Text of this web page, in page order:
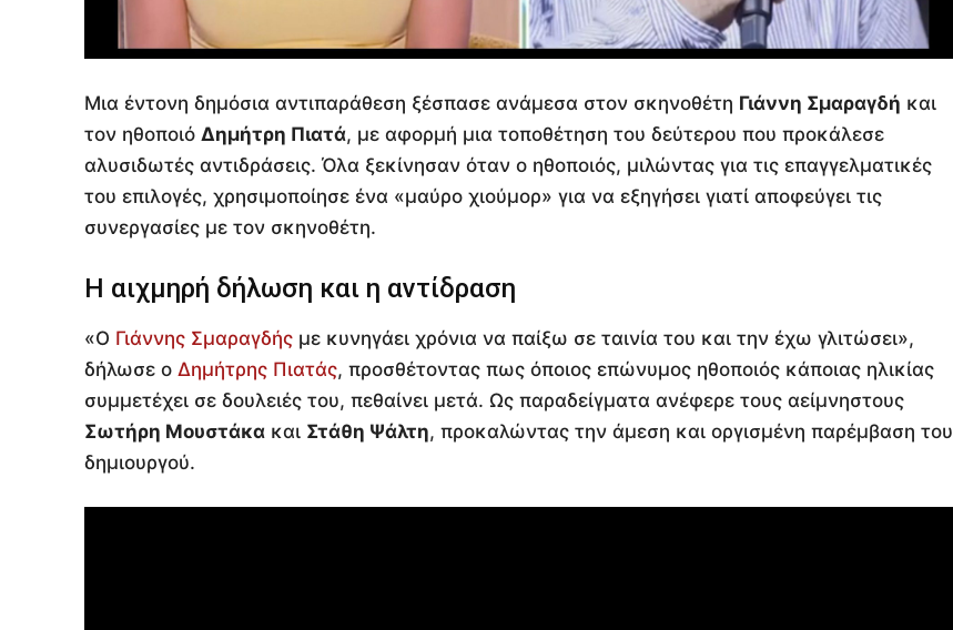
Μια έντονη δημόσια αντιπαράθεση ξέσπασε ανάμεσα στον σκηνοθέτη Γιάννη Σμαραγδή και
τον ηθοποιό Δημήτρη Πιατά, με αφορμή μια τοποθέτηση του δεύτερου που προκάλεσε
αλυσιδωτές αντιδράσεις. Όλα ξεκίνησαν όταν ο ηθοποιός, μιλώντας για τις επαγγελματικές
του επιλογές, χρησιμοποίησε ένα «μαύρο χιούμορ» για να εξηγήσει γιατί αποφεύγει τις
συνεργασίες με τον σκηνοθέτη.
Η αιχμηρή δήλωση και η αντίδραση
«Ο Γιάννης Σμαραγδής με κυνηγάει χρόνια να παίξω σε ταινία του και την έχω γλιτώσει»,
δήλωσε ο Δημήτρης Πιατάς, προσθέτοντας πως όποιος επώνυμος ηθοποιός κάποιας ηλικίας
συμμετέχει σε δουλειές του, πεθαίνει μετά. Ως παραδείγματα ανέφερε τους αείμνηστους
Σωτήρη Μουστάκα και Στάθη Ψάλτη, προκαλώντας την άμεση και οργισμένη παρέμβαση του
δημιουργού.